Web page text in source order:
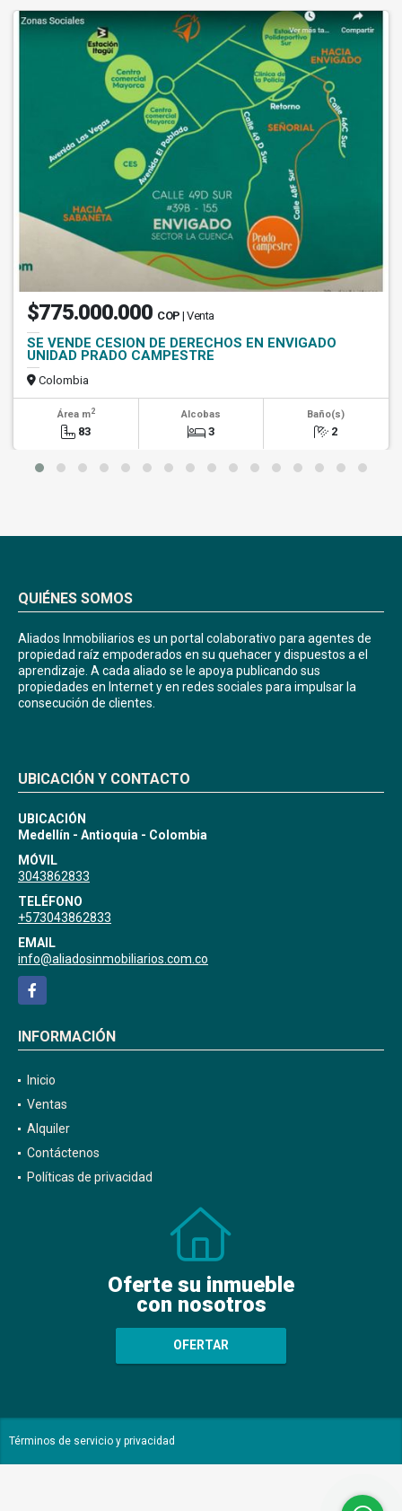
$775.000.000 COP | Venta
SE VENDE CESION DE DERECHOS EN ENVIGADO
UNIDAD PRADO CAMPESTRE
Colombia
Área m2
83
Alcobas
3
Baño(s)
2
QUIÉNES SOMOS
Aliados Inmobiliarios es un portal colaborativo para agentes de
propiedad raíz empoderados en su quehacer y dispuestos a el
aprendizaje. A cada aliado se le apoya publicando sus
propiedades en Internet y en redes sociales para impulsar la
consecución de clientes.
UBICACIÓN Y CONTACTO
UBICACIÓN
Medellín - Antioquia - Colombia
MÓVIL
3043862833
TELÉFONO
+573043862833
EMAIL
info@aliadosinmobiliarios.com.co
Facebook
INFORMACIÓN
Inicio
Ventas
Alquiler
Contáctenos
Políticas de privacidad
Oferte su inmueble
con nosotros
OFERTAR
Términos de servicio y privacidad